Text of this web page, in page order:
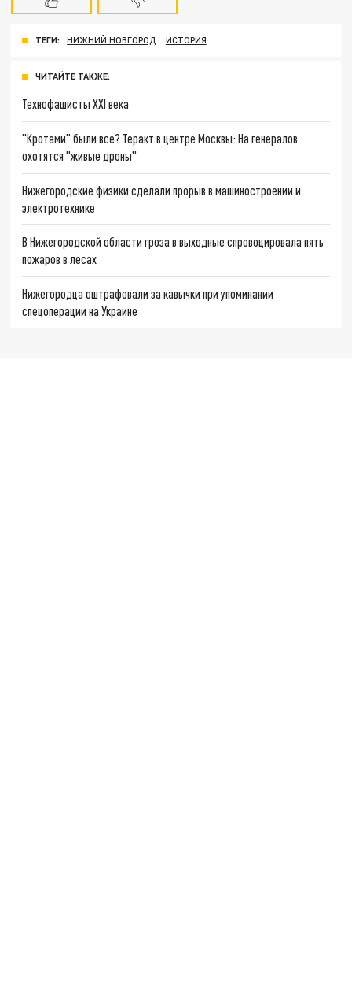
ТЕГИ: НИЖНИЙ НОВГОРОД ИСТОРИЯ
ЧИТАЙТЕ ТАКЖЕ:
Технофашисты XXI века
"Кротами" были все? Теракт в центре Москвы: На генералов
охотятся "живые дроны"
Нижегородские физики сделали прорыв в машиностроении и
электротехнике
В Нижегородской области гроза в выходные спровоцировала пять
пожаров в лесах
Нижегородца оштрафовали за кавычки при упоминании
спецоперации на Украине